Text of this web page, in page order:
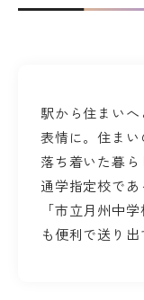
駅から住まい
表情に。住まい
落ち着いた暮ら
通学指定校であ
「市立月州中
も便利で送り出